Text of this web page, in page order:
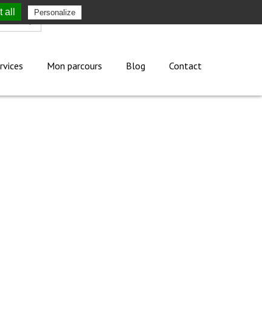
Mon parcours Blog Contact
Personalize